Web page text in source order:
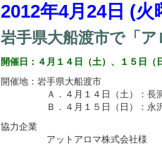
2012年4月24日 (火
岩手県大船渡市で「
開催日：４月１４日（土）、１５日（
開催地：岩手県大船渡市
Ａ．４月１４日（土）：長洞
Ｂ．４月１５日（日）：永沢
協力企業
アットアロマ株式会社様